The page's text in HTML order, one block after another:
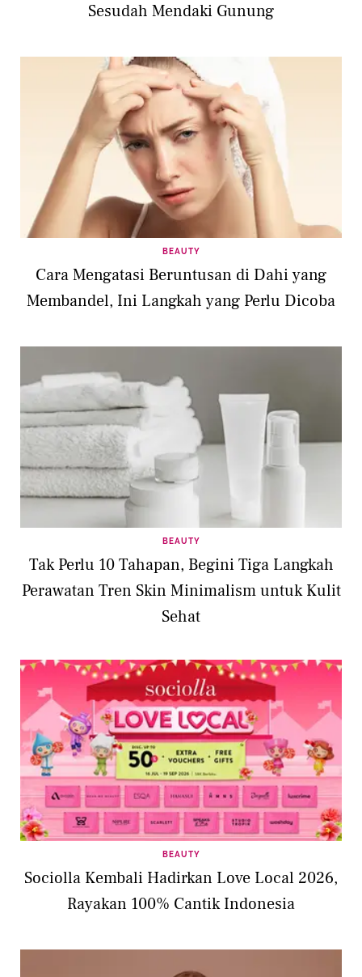
Sesudah Mendaki Gunung
BEAUTY
Cara Mengatasi Beruntusan di Dahi yang
Membandel, Ini Langkah yang Perlu Dicoba
BEAUTY
Tak Perlu 10 Tahapan, Begini Tiga Langkah
Perawatan Tren Skin Minimalism untuk Kulit
Sehat
BEAUTY
Sociolla Kembali Hadirkan Love Local 2026,
Rayakan 100% Cantik Indonesia